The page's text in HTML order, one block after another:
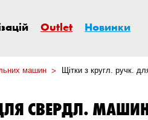
Outlet Новинки
машин Щітки з кругл. ручк.
СВЕРДЛ.